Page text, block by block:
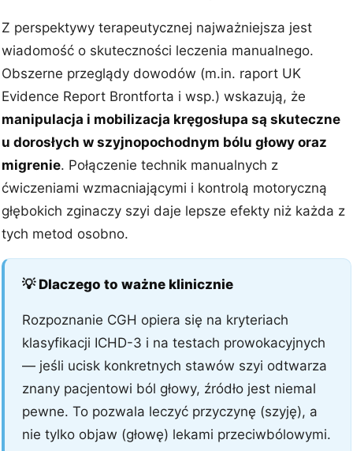
Z perspektywy terapeutycznej najważniejsza jest
wiadomość o skuteczności leczenia manualnego.
Obszerne przeglądy dowodów (m.in. raport UK
Evidence Report Brontforta i wsp.) wskazują, że
manipulacja i mobilizacja kręgosłupa są skuteczne
u dorosłych w szyjnopochodnym bólu głowy oraz
migrenie. Połączenie technik manualnych z
ćwiczeniami wzmacniającymi i kontrolą motoryczną
głębokich zginaczy szyi daje lepsze efekty niż każda z
tych metod osobno.
💡 Dlaczego to ważne klinicznie
Rozpoznanie CGH opiera się na kryteriach
klasyfikacji ICHD-3 i na testach prowokacyjnych
— jeśli ucisk konkretnych stawów szyi odtwarza
znany pacjentowi ból głowy, źródło jest niemal
pewne. To pozwala leczyć przyczynę (szyję), a
nie tylko objaw (głowę) lekami przeciwbólowymi.